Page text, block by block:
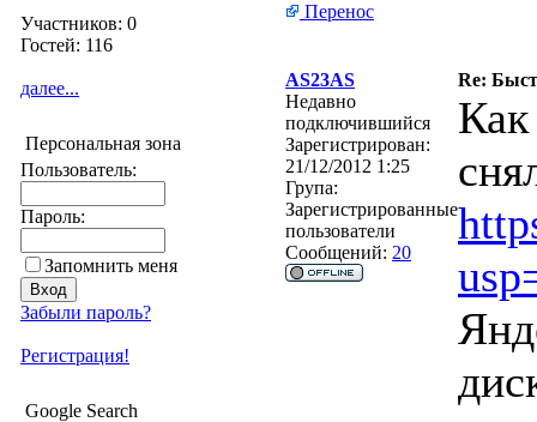
Участников: 0
Гостей: 116
далее...
Персональная зона
Пользователь:
Пароль:
Запомнить меня
Забыли пароль?
Регистрация!
Google Search
Перенос
AS23AS
Re:
Недавно
подключившийся
Зарегистрирован:
21/12/2012 1:25
Група:
Зарегистрированные
пользователи
Сообщений: 20